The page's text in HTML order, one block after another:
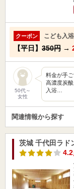
クーポン こども入
【平日】 350円 →
50代～
女性
料金が手
高濃度炭
入浴…
関連情報から探す
茨城 千代田ラド
4.2